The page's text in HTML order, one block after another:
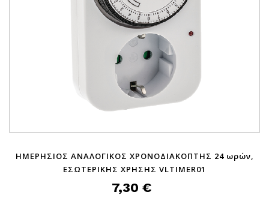
ΗΜΕΡΗΣΙΟΣ ΑΝΑΛΟΓΙΚΟΣ ΧΡΟΝΟΔΙΑΚΟΠΤΗΣ 24 ωρών,
ΕΣΩΤΕΡΙΚΗΣ ΧΡΗΣΗΣ VLTIMER01
7,30 €